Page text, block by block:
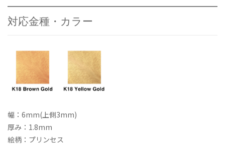
対応金種・カラー
幅：6mm(上側3mm)
厚み：1.8mm
絵柄：プリンセス